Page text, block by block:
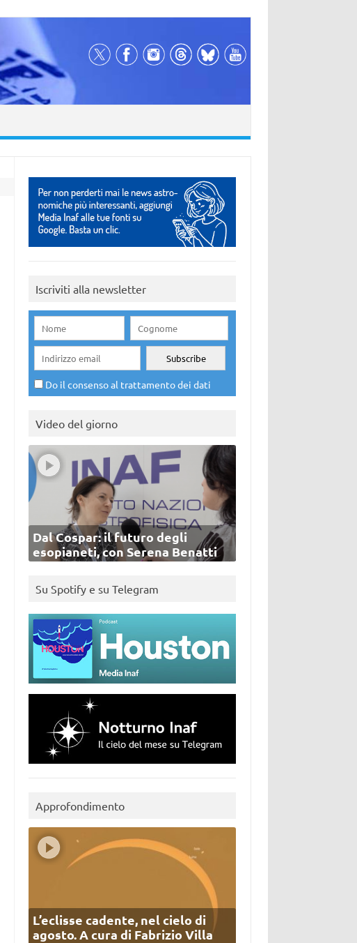
Iscriviti alla newsletter
Do il consenso al trattamento dei dati
Video del giorno
Dal Cospar: il futuro degli
esopianeti, con Serena Benatti
Su Spotify e su Telegram
Approfondimento
L’eclisse cadente, nel cielo di
agosto. A cura di Fabrizio Villa